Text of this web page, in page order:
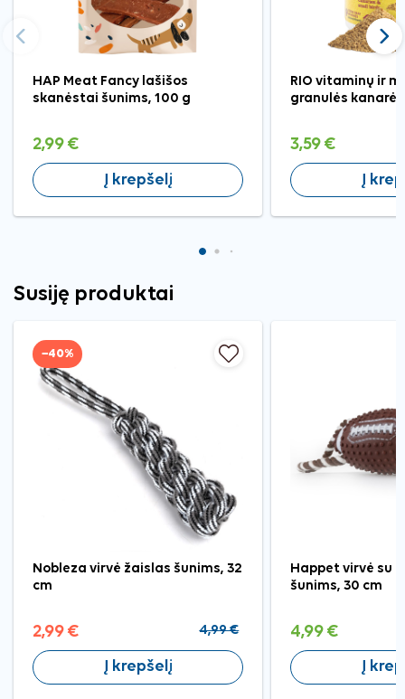
HAP Meat Fancy lašišos
skanėstai šunims, 100 g
2,99 €
Į krepšelį
RIO vitaminų ir
granulės
3,59 €
Į
Ankstesnis
Susiję produktai
−40%
Nobleza virvė žaislas šunims, 32
cm
2,99 € 4,99 €
Į krepšelį
Happet virvė su
šunims, 30 cm
4,99 €
Į